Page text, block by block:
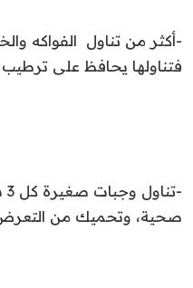
-أكثر من تناول الفواكه
فتناولها يحافظ على
صحية، وتحميك من التعرض